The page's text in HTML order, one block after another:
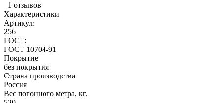
1 отзывов
Характеристики
Артикул:
256
ГОСТ:
ГОСТ 10704-91
Покрытие
без покрытия
Страна производства
Россия
Вес погонного метра, кг.